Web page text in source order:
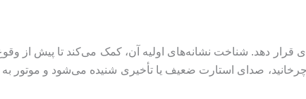
دهد. شناخت نشانه‌های اولیه آن، کمک می‌کند تا پیش از
صدای استارت ضعیف یا تأخیری شنیده می‌شود و